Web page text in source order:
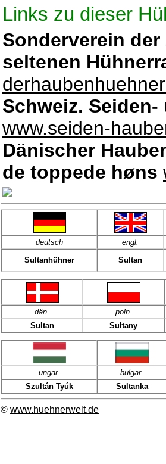
Links zu dieser
Sonderverein
seltenen
Schweiz.
www.seiden-
Dänischer
de toppede høns
deutsch
engl.
Sultanhühner
Sultan
dän. poln.
Sultan
Sułtany
ungar.
bulgar.
Szultán Tyúk
Sultanka
© www.huehnerwelt.de